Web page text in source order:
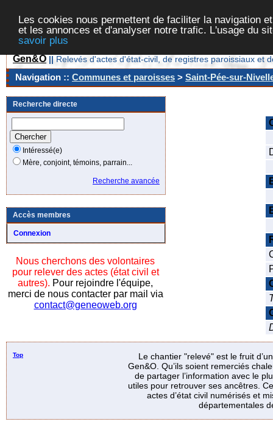
Les cookies nous permettent de faciliter la navigation
et les annonces et d'analyser notre trafic. L'usage du
savoir plus
Gen&O || Relevés d'actes d'état-civil, de registres paroissiaux et
Navigation :: Communes et paroisses > Saint-Pée-sur-
Recherche directe
Intéressé(e)
Mère, conjoint, témoins, parrain...
Recherche avancée
Accès membres
Connexion
Nous cherchons des volontaires
pour relever des actes (état civil et
autres). Pour rejoindre l'équipe,
merci de nous contacter par mail via
contact@geneoweb.org
Top
Le chantier "relevé" est le fruit
Gen&O. Qu’ils soient remerciés
de partager l’information avec le
utiles pour retrouver ses ancêtres.
actes d’état civil numérisés et
départementales